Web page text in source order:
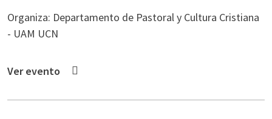
Organiza: Departamento de Pastoral y Cultura Cristiana
- UAM UCN
Ver evento